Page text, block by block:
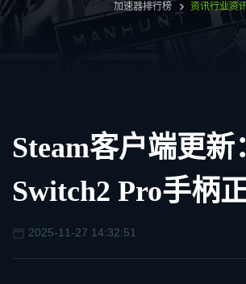
加速器排行榜 资讯行业资
Steam客户端更新
Switch2 Pro手柄
2025-11-27 14:32:51